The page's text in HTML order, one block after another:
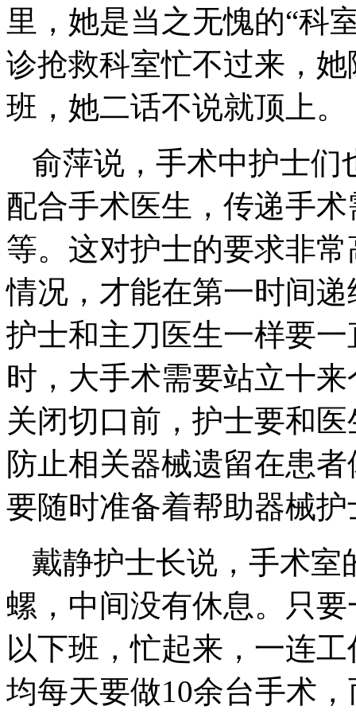
里，她是当之无愧的“科
诊抢救科室忙不过来，
班，她二话不说就顶上。
俞萍说，手术中护士们
配合手术医生，传递手
等。这对护士的要求非
情况，才能在第一时间
护士和主刀医生一样要
时，大手术需要站立十
关闭切口前，护士要和
防止相关器械遗留在患
要随时准备着帮助器械护
戴静护士长说，手术室
螺，中间没有休息。只
以下班，忙起来，一连
均每天要做10余台手术